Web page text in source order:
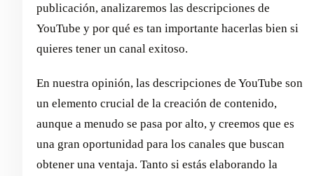
publicación, analizaremos las descripciones de
YouTube y por qué es tan importante hacerlas bien si
quieres tener un canal exitoso.
En nuestra opinión, las descripciones de YouTube son
un elemento crucial de la creación de contenido,
aunque a menudo se pasa por alto, y creemos que es
una gran oportunidad para los canales que buscan
obtener una ventaja. Tanto si estás elaborando la